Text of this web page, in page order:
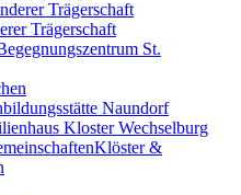
Trägerschaft
St.
Naundorf
Kloster Wechselburg
Klöster &